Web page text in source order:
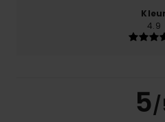
Kleur
4.9
5/